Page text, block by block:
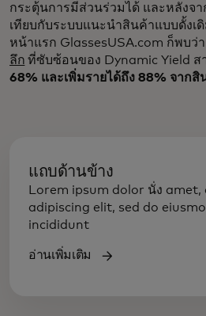
กระตุ้นการมีส่วนร่วมได้ และหลังจ
เทียบกับระบบแนะนำสินค้าแบบดั้ง
หน้าแรก GlassesUSA.com ก็พบว่า
ลึก ที่ซับซ้อนของ Dynamic Yield ส
68% และเพิ่มรายได้ถึง 88% จากสิ
แถบด้านข้าง
Lorem ipsum dolor นั่ง
adipiscing elit, sed do
incididunt
อ่านเพิ่มเติม